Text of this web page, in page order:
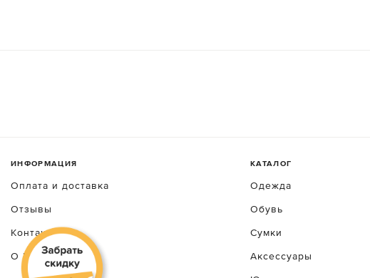
ИНФОРМАЦИЯ
Оплата и доставка
Отзывы
Контакты
О luxecrime
КАТАЛОГ
Одежда
Обувь
Сумки
Аксессуары